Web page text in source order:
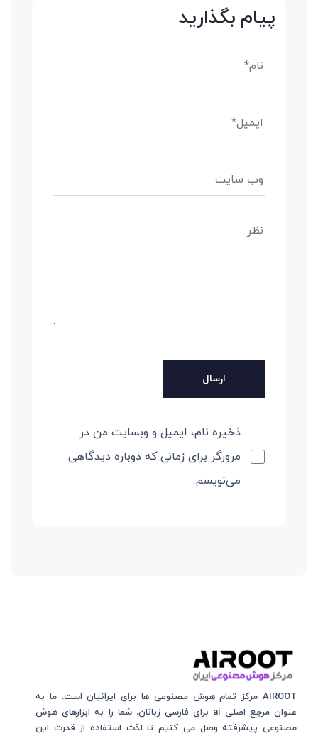
پیام بگذارید
ذخیره نام، ایمیل و وبسایت من در
مرورگر برای زمانی که دوباره دیدگاهی
می‌نویسم.
AIROOT مرکز تمام هوش مصنوعی‌‌‌ ها برای ایرانیان است. ما به
عنوان مرجع اصلی ai برای فارسی زبانان، شما را به ابزارهای هوش
مصنوعی پیشرفته وصل می کنیم تا لذت استفاده از قدرت این